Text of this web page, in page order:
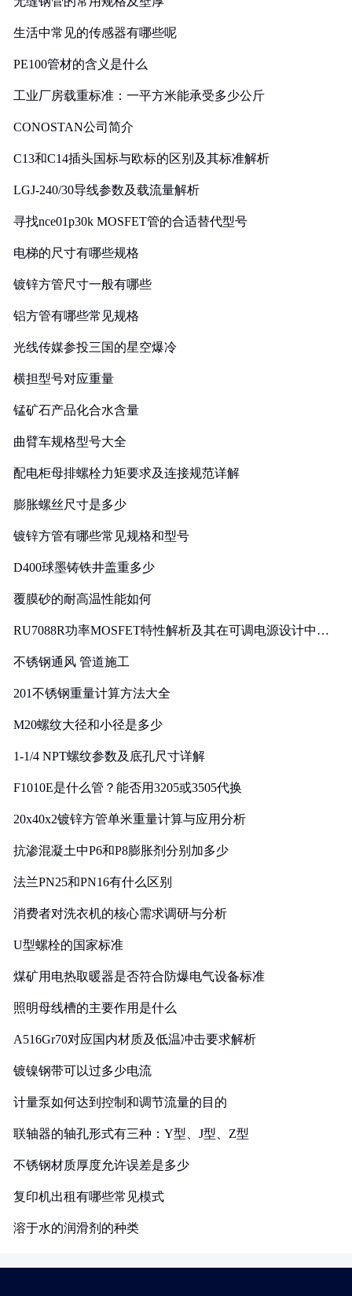
生活中常见的传感器有哪些呢
PE100管材的含义是什么
工业厂房载重标准：一平方米能承受多少公斤
CONOSTAN公司简介
C13和C14插头国标与欧标的区别及其标准解析
LGJ-240/30导线参数及载流量解析
寻找nce01p30k MOSFET管的合适替代型号
电梯的尺寸有哪些规格
镀锌方管尺寸一般有哪些
铝方管有哪些常见规格
光线传媒参投三国的星空爆冷
横担型号对应重量
锰矿石产品化合水含量
曲臂车规格型号大全
配电柜母排螺栓力矩要求及连接规范详解
膨胀螺丝尺寸是多少
镀锌方管有哪些常见规格和型号
D400球墨铸铁井盖重多少
覆膜砂的耐高温性能如何
RU7088R功率MOSFET特性解析及其在可调电源设计中的
不锈钢通风 管道施工
201不锈钢重量计算方法大全
M20螺纹大径和小径是多少
1-1/4 NPT螺纹参数及底孔尺寸详解
F1010E是什么管？能否用3205或3505代换
20x40x2镀锌方管单米重量计算与应用分析
抗渗混凝土中P6和P8膨胀剂分别加多少
法兰PN25和PN16有什么区别
消费者对洗衣机的核心需求调研与分析
U型螺栓的国家标准
煤矿用电热取暖器是否符合防爆电气设备标准
照明母线槽的主要作用是什么
A516Gr70对应国内材质及低温冲击要求解析
镀镍钢带可以过多少电流
计量泵如何达到控制和调节流量的目的
联轴器的轴孔形式有三种：Y型、J型、Z型
不锈钢材质厚度允许误差是多少
复印机出租有哪些常见模式
溶于水的润滑剂的种类